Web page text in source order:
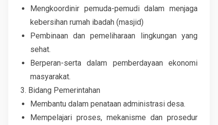
Mengkoordinir pemuda-pemudi dalam menjaga
kebersihan rumah ibadah (masjid)
Pembinaan dan pemeliharaan lingkungan yang
sehat.
Berperan-serta dalam pemberdayaan ekonomi
masyarakat.
3. Bidang Pemerintahan
Membantu dalam penataan administrasi desa.
Mempelajari proses, mekanisme dan prosedur